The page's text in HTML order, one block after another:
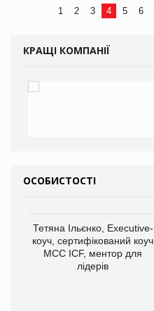
1 2 3 4 5 6
КРАЩІ КОМПАНІЇ
ОСОБИСТОСТІ
Тетяна Ільєнко, Executive-
коуч, сертифікований коуч
МСС ICF, ментор для
лідерів